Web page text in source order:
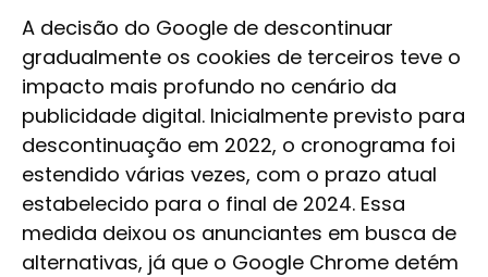
A decisão do Google de descontinuar
gradualmente os cookies de terceiros teve o
impacto mais profundo no cenário da
publicidade digital. Inicialmente previsto para
descontinuação em 2022, o cronograma foi
estendido várias vezes, com o prazo atual
estabelecido para o final de 2024. Essa
medida deixou os anunciantes em busca de
alternativas, já que o Google Chrome detém